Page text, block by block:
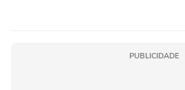
PUBLICIDADE